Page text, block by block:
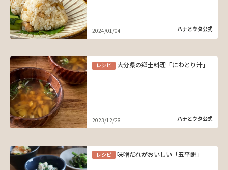
2024/01/04 ハナとウタ公式
レシピ 大分県の郷土料理「にわとり汁」
2023/12/28 ハナとウタ公式
レシピ 味噌だれがおいしい「五平餅」